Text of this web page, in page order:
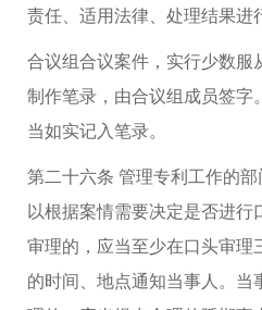
责任、适用法律、处理结果进
合议组合议案件，实行少数服
制作笔录，由合议组成员签字
当如实记入笔录。
第二十六条 管理专利工作的
以根据案情需要决定是否进
审理的，应当至少在口头审理
的时间、地点通知当事人。当